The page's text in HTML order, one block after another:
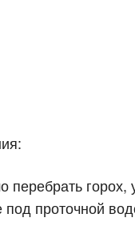
перебрать
проточной